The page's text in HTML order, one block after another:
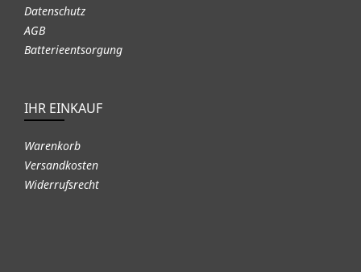
Datenschutz
AGB
Batterieentsorgung
IHR EINKAUF
Warenkorb
Versandkosten
Widerrufsrecht